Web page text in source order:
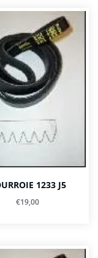
1233 J5
€19,00